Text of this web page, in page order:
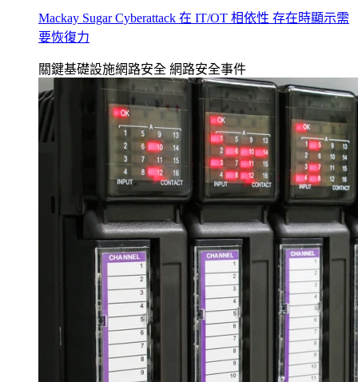
Mackay Sugar Cyberattack 在 IT/OT 相依性 存在時顯示需
要恢復力
關鍵基礎設施網路安全 網路安全事件